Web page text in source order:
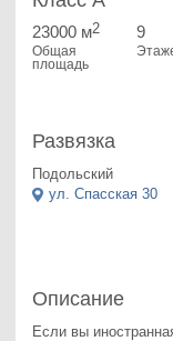
23000 м2
Общая
площадь
9
Описание
Если вы
Развязка
Подольский
ул. Спасская 30